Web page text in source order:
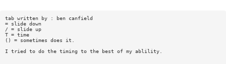
tab written by : ben canfield
= slide down
/ = slide up
T = time
() = sometimes does it.
I tried to do the timing to the best of my ablility.